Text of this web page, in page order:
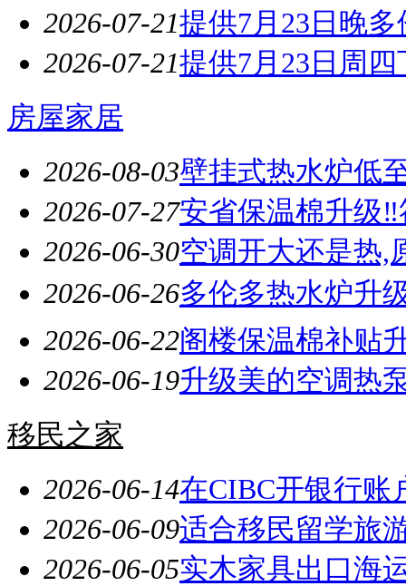
2026-07-21提供7月23日晚
2026-07-21提供7月23日周
房屋家居
2026-08-03壁挂式热水炉低
2026-07-27安省保温棉升级
2026-06-30空调开大还是热,
2026-06-26多伦多热水炉升
2026-06-22阁楼保温棉补贴
2026-06-19升级美的空调热
移民之家
2026-06-14在CIBC开银行账
2026-06-09适合移民留学旅
2026-06-05实木家具出口海